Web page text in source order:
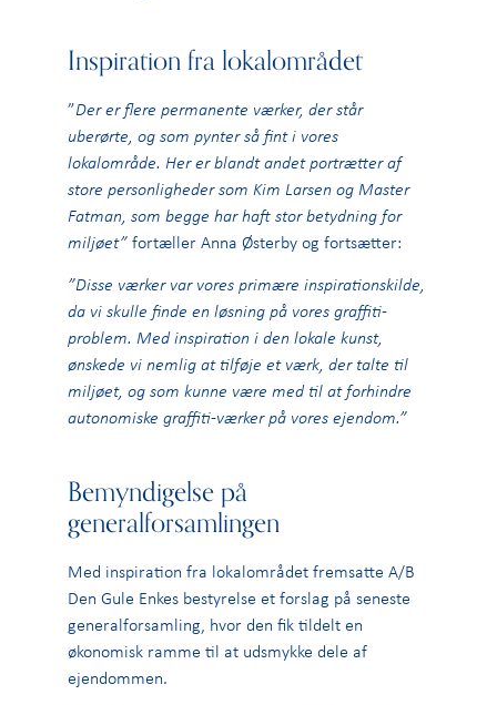
Inspiration fra lokalområdet
”Der er flere permanente værker, der står
uberørte, og som pynter så fint i vores
lokalområde. Her er blandt andet portrætter af
store personligheder som Kim Larsen og Master
Fatman, som begge har haft stor betydning for
miljøet”fortæller Anna Østerby og fortsætter:
”Disse værker var vores primære inspirationskilde,
da vi skulle finde en løsning på vores graffiti-
problem. Med inspiration i den lokale kunst,
ønskede vi nemlig at tilføje et værk, der talte til
miljøet, og som kunne være med til at forhindre
autonomiske graffiti-værker på vores ejendom.”
Bemyndigelse på
generalforsamlingen
Med inspiration fra lokalområdet fremsatte A/B
Den Gule Enkes bestyrelse et forslag på seneste
generalforsamling, hvor den fik tildelt en
økonomisk ramme til at udsmykke dele af
ejendommen.